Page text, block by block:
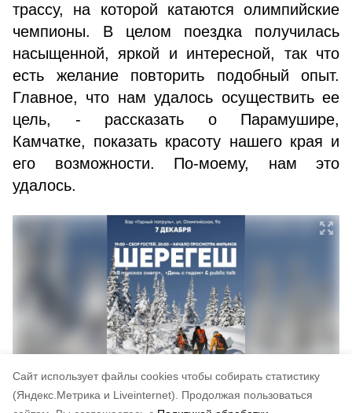
Cайт использует файлы cookies чтобы собирать статистику
(Яндекс.Метрика и Liveinternet).
Продолжая пользоваться
трассу, на которой катаются олимпийские
чемпионы. В целом поездка получилась
насыщенной, яркой и интересной, так что
есть желание повторить подобный опыт.
Главное, что нам удалось осуществить ее
цель, - рассказать о Парамушире,
Камчатке, показать красоту нашего края и
его возможности. По-моему, нам это
удалось.